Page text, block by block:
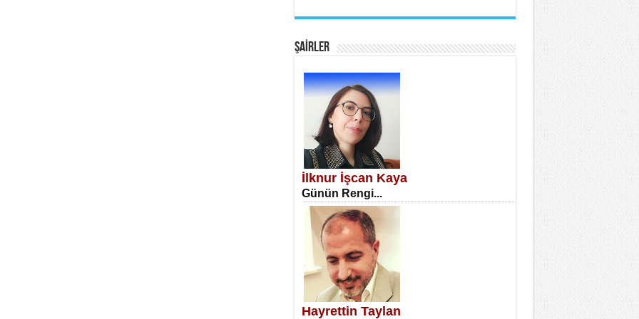
SATILMIŞ ÜMİT ÇETİNKAYA
Erkenlik...
NECLA DİLEK ARSLAN
Öğretmenler Günü Mahkemesi...
ŞAİRLER
İlknur İşcan Kaya
Günün Rengi...
Hayrettin Taylan